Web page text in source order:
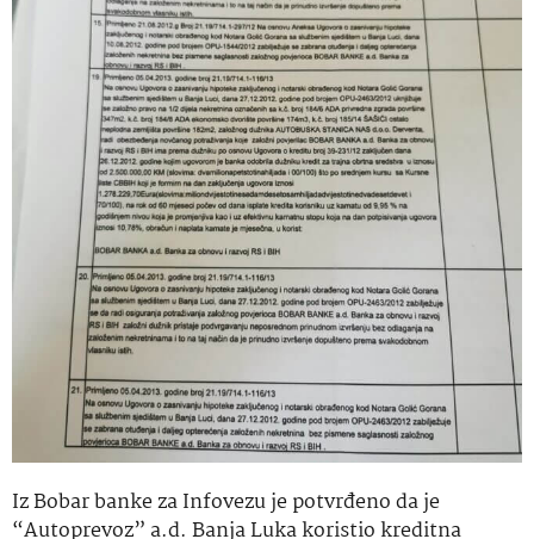
Iz Bobar banke za Infovezu je potvrđeno da je
“Autoprevoz” a.d. Banja Luka koristio kreditna